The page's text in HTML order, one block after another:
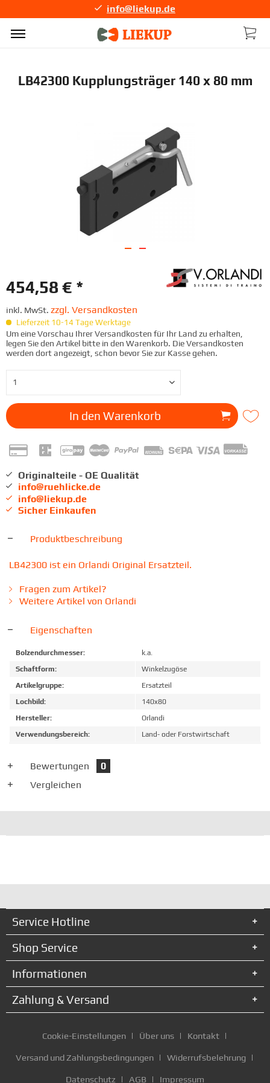
info@liekup.de
LB42300 Kupplungsträger 140 x 80 mm
454,58 € *
inkl. MwSt. zzgl. Versandkosten
Lieferzeit 10-14 Tage Werktage
Um eine Vorschau Ihrer Versandkosten für Ihr Land zu erhalten,
legen Sie den Artikel bitte in den Warenkorb. Die Versandkosten
werden dort angezeigt, schon bevor Sie zur Kasse gehen.
In den Warenkorb
Originalteile - OE Qualität
info@ruehlicke.de
info@liekup.de
Sicher Einkaufen
Produktbeschreibung
LB42300 ist ein Orlandi Original Ersatzteil.
Fragen zum Artikel?
Weitere Artikel von Orlandi
Eigenschaften
Bolzendurchmesser:
k.a.
Schaftform:
Winkelzugöse
Artikelgruppe:
Ersatzteil
Lochbild:
140x80
Hersteller:
Orlandi
Verwendungsbereich:
Land- oder Forstwirtschaft
Bewertungen
0
Vergleichen
Service Hotline
Shop Service
Informationen
Zahlung & Versand
Cookie-Einstellungen Über uns Kontakt
Versand und Zahlungsbedingungen Widerrufsbelehrung
Datenschutz AGB Impressum